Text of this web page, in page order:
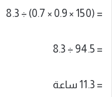
= (150 × 0.9 × 0.7) ÷ 8.3
= 94.5 ÷ 8.3
= 11.3 ساعة